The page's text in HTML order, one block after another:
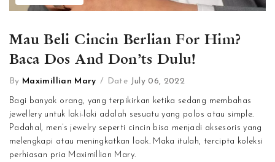
Mau Beli Cincin Berlian For Him?
Baca Dos And Don’ts Dulu!
By Maximillian Mary / Date July 06, 2022
Bagi banyak orang, yang terpikirkan ketika sedang membahas
jewellery untuk laki-laki adalah sesuatu yang polos atau simple.
Padahal, men’s jewelry seperti cincin bisa menjadi aksesoris yang
melengkapi atau meningkatkan look. Maka itulah, tercipta koleksi
perhiasan pria Maximillian Mary.